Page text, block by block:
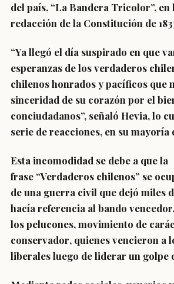
del país, “La Bandera Tricolor”, en
redacción de la Constitución de
“Ya llegó el día suspirado en que
esperanzas de los verdaderos
chilenos honrados y pacíficos que
sinceridad de su corazón por el
conciudadanos”, señaló Hevia, lo
serie de reacciones, en su mayoría
Esta incomodidad se debe a que la
frase “Verdaderos chilenos” se
de una guerra civil que dejó miles
hacía referencia al bando vencedo
lospelucones, movimiento de
conservador, quienes vencieron a
liberales luego de liderar un golpe